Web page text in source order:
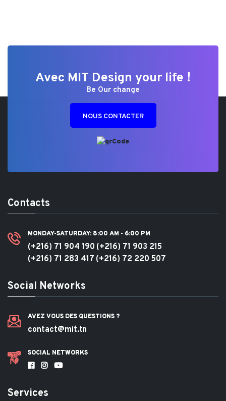
Avec MIT Design your life !
Be Our change
NOUS CONTACTER
Contacts
MONDAY-SATURDAY: 8:00 AM - 6:00 PM
(+216) 71 904 190 (+216) 71 903 215
(+216) 71 283 417 (+216) 72 220 507
Social Networks
AVEZ VOUS DES QUESTIONS ?
contact@mit.tn
SOCIAL NETWORKS
Services